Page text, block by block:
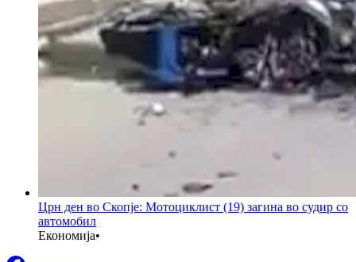
Црн ден во Скопје: Мотоциклист (19) загина во судир со
автомобил
Економија•